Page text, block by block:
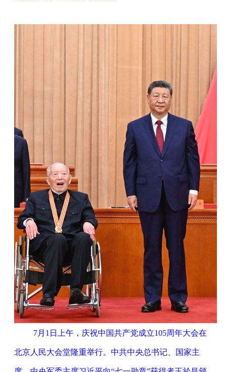
7月1日上午，庆祝中国共产党成立105周年大会在
北京人民大会堂隆重举行。中共中央总书记、国家主